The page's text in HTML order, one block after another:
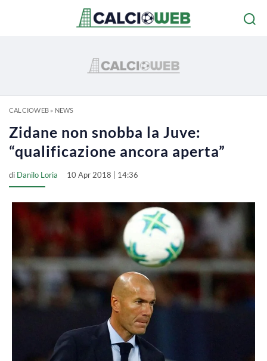
CALCIOWEB» NEWS
Zidane non snobba la Juve:
“qualificazione ancora aperta”
di Danilo Loria 10 Apr 2018 | 14:36